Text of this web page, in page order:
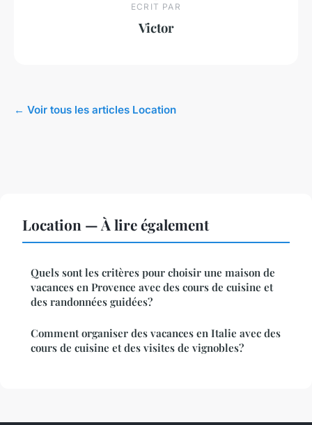
ECRIT PAR
Victor
← Voir tous les articles Location
Location — À lire également
Quels sont les critères pour choisir une maison de
vacances en Provence avec des cours de cuisine et
des randonnées guidées?
Comment organiser des vacances en Italie avec des
cours de cuisine et des visites de vignobles?